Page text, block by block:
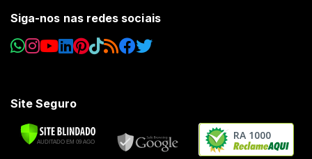
Siga-nos nas redes sociais
Site Seguro
RA 1000